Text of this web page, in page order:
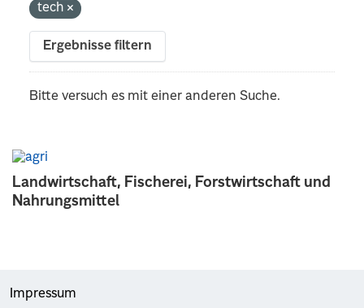
Landwirtschaft, Fischerei, Forstwirtschaft und
Nahrungsmittel
tech
Ergebnisse filtern
Bitte versuch es mit einer anderen Suche.
Impressum